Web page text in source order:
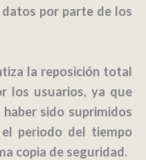
por parte de los
la reposición total
los usuarios, ya que
sido suprimidos
periodo del tiempo
copia de seguridad.